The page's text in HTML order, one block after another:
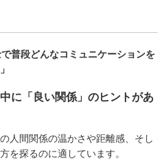
普段どんなコミュニケーションを
に「良い関係」のヒントがあ
人間関係の温かさや距離感、そし
を探るのに適しています。